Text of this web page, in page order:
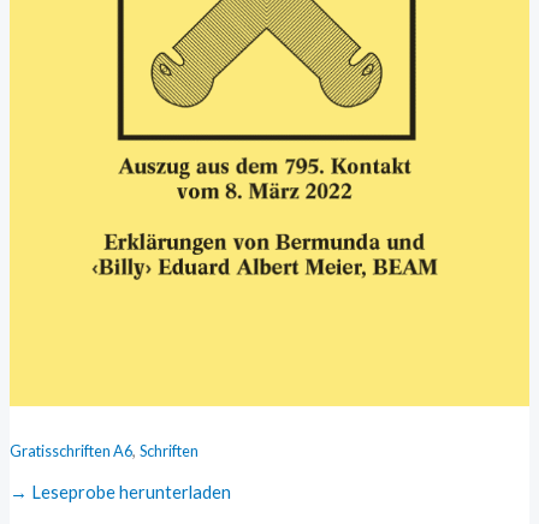
Gratisschriften A6, Schriften
→ Leseprobe herunterladen